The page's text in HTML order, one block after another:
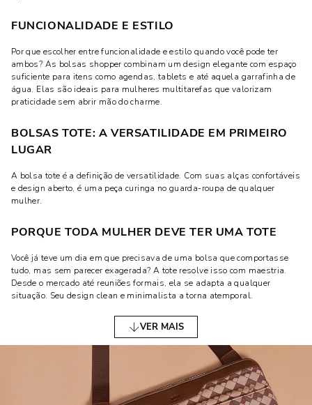
FUNCIONALIDADE E ESTILO
Por que escolher entre funcionalidade e estilo quando você pode ter
ambos? As bolsas shopper combinam um design elegante com espaço
suficiente para itens como agendas, tablets e até aquela garrafinha de
água. Elas são ideais para mulheres multitarefas que valorizam
praticidade sem abrir mão do charme.
BOLSAS TOTE: A VERSATILIDADE EM PRIMEIRO
LUGAR
A bolsa tote é a definição de versatilidade. Com suas alças confortáveis
e design aberto, é uma peça curinga no guarda-roupa de qualquer
mulher.
PORQUE TODA MULHER DEVE TER UMA TOTE
Você já teve um dia em que precisava de uma bolsa que comportasse
tudo, mas sem parecer exagerada? A tote resolve isso com maestria.
Desde o mercado até reuniões formais, ela se adapta a qualquer
situação. Seu design clean e minimalista a torna atemporal.
CLUTCH: ELEGÂNCIA COMPACTA
Nada diz "sofisticação" como uma clutch. Esse modelo pequeno, sem
alças, é ideal para ocasiões especiais ou saídas à noite.
OCASIÕES IDEAIS PARA USAR
VER MAIS